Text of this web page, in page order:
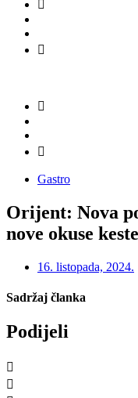
Gastro
Orijent: Nova
nove okuse
16. listopada, 2024.
Sadržaj članka
Podijeli